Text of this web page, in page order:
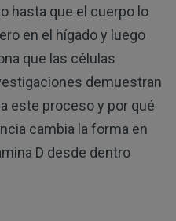
hasta que el cuerpo lo
en el hígado y luego
que las células
demuestran
este proceso y por qué
cambia la forma en
D desde dentro